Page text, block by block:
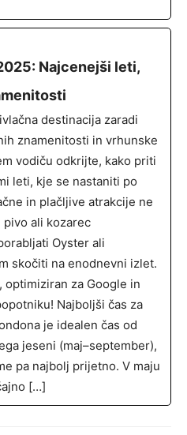
Najcenejši leti,
destinacija zaradi
znamenitosti in vrhunske
vodiču odkrijte, kako priti
leti, kje se nastaniti po
in plačljive atrakcije ne
ali kozarec
Oyster ali
skočiti na enodnevni izlet.
za Google in
Najboljši čas za
je idealen čas od
jeseni (maj–september),
pa najbolj prijetno. V maju
[…]